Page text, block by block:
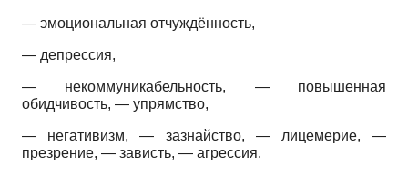
— эмоциональная отчуждённость,
— депрессия,
— некоммуникабельность, — повышенная
обидчивость, — упрямство,
— негативизм, — зазнайство, — лицемерие, —
презрение, — зависть, — агрессия.